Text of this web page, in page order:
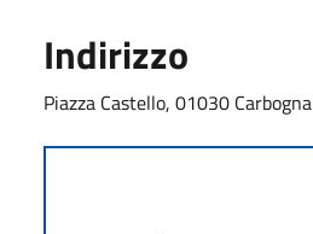
Indirizzo
Piazza Castello, 01030